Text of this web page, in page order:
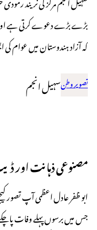
بڑے بڑے دعوے کرتی ہے
کہ آزاد ہندوستان میں عوام
تصویر وطنسہیل انجم
مصنوعی ذہانت اور
ابو ظفر عادل اعظمی آپ تصور
جس میں برسوں پہلے وفات